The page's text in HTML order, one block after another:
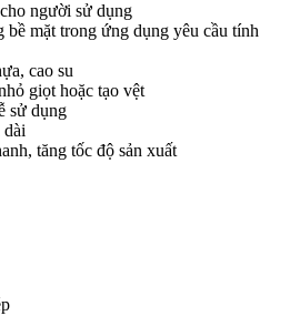
người sử dụng
bề mặt trong ứng dụng yêu cầu tính
cao su
giọt hoặc tạo vệt
sử dụng
dài
tăng tốc độ sản xuất